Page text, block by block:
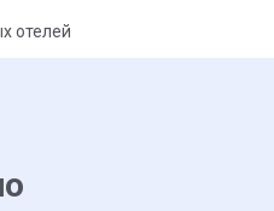
отелей